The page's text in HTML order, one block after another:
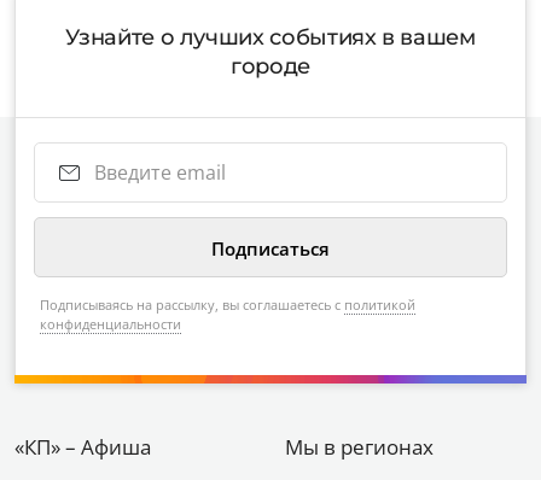
Узнайте о лучших событиях в вашем
городе
Подписываясь на рассылку, вы соглашаетесь с политикой
конфиденциальности
«КП» – Афиша Мы в регионах